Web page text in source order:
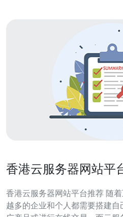
香港云服务器网站平
香港云服务器网站平台推荐 随着互联网的飞速发展，越来
越多的企业和个人都需要搭建